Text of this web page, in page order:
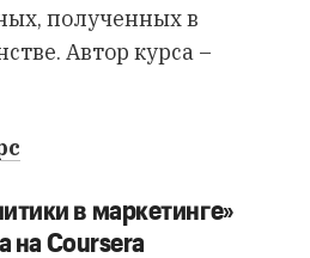
полученных в
Автор курса –
в маркетинге»
на Coursera